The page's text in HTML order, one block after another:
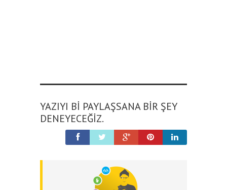
YAZIYI BI PAYLAŞSANA BIR ŞEY
DENEYECEĞIZ.